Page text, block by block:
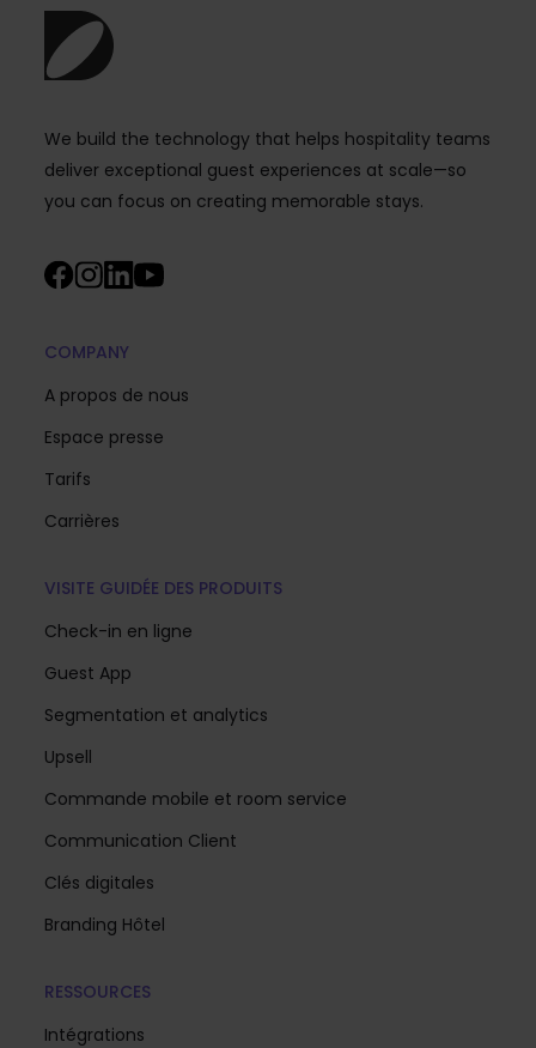
We build the technology that helps hospitality teams
deliver exceptional guest experiences at scale—so
you can focus on creating memorable stays.
COMPANY
A propos de nous
Espace presse
Tarifs
Carrières
VISITE GUIDÉE DES PRODUITS
Check-in en ligne
Guest App
Segmentation et analytics
Upsell
Commande mobile et room service
Communication Client
Clés digitales
Branding Hôtel
RESSOURCES
Intégrations